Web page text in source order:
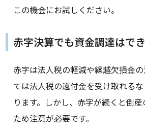
この機会にお試しください。
赤字決算でも資金調達はでき
赤字は法人税の軽減や繰越欠損金
ては法人税の還付金を受け取れる
ります。しかし、赤字が続くと倒
ため注意が必要です。